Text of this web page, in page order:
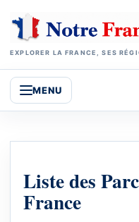
EXPLORER LA FRANCE, SES
MENU
Liste des
France